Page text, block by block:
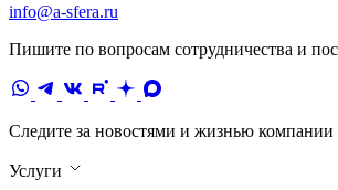
info@a-sfera.ru
Пишите по вопросам сотрудничества и
Следите за новостями и жизнью компании
Услуги